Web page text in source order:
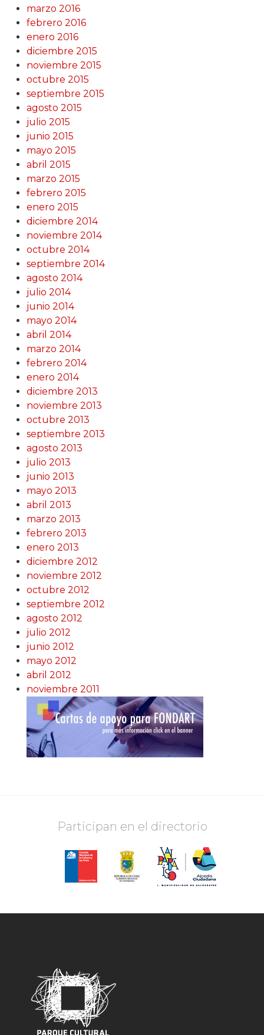
marzo 2016
febrero 2016
enero 2016
diciembre 2015
noviembre 2015
octubre 2015
septiembre 2015
agosto 2015
julio 2015
junio 2015
mayo 2015
abril 2015
marzo 2015
febrero 2015
enero 2015
diciembre 2014
noviembre 2014
octubre 2014
septiembre 2014
agosto 2014
julio 2014
junio 2014
mayo 2014
abril 2014
marzo 2014
febrero 2014
enero 2014
diciembre 2013
noviembre 2013
octubre 2013
septiembre 2013
agosto 2013
julio 2013
junio 2013
mayo 2013
abril 2013
marzo 2013
febrero 2013
enero 2013
diciembre 2012
noviembre 2012
octubre 2012
septiembre 2012
agosto 2012
julio 2012
junio 2012
mayo 2012
abril 2012
noviembre 2011
Participan en el directorio